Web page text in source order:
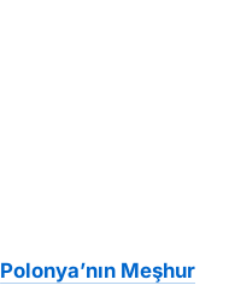
Polonya’nın Meşhur